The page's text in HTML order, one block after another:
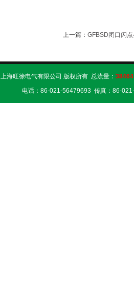
上一篇： GFBSD闭口闪
上海旺徐电气有限公司 版权所有 总流量：
电话：86-021-56479693 传真：86-